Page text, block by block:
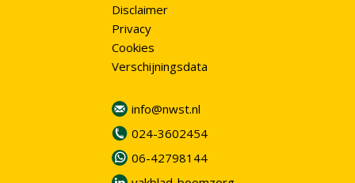
Disclaimer
Privacy
Cookies
Verschijningsdata
info@nwst.nl
024-3602454
06-42798144